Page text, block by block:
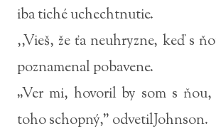
iba tiché uchechtnutie.
,,Vieš, že ťa neuhryzne, keď s
poznamenal pobavene.
„Ver mi, hovoril by som s
toho schopný,” odvetilJohnson.